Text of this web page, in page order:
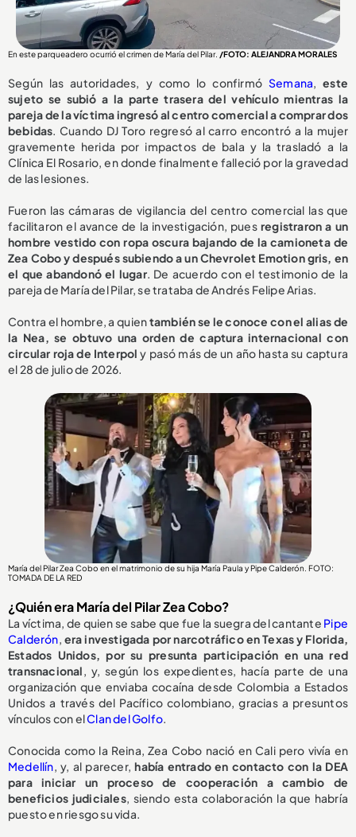
En este parqueadero ocurrió el crimen de María del Pilar. /FOTO: ALEJANDRA MORALES
Según las autoridades, y como lo confirmó Semana,este
sujeto se subió a la parte trasera del vehículo mientras la
pareja de la víctima ingresó al centro comercial a comprar dos
bebidas. Cuando DJ Toro regresó al carro encontró a la mujer
gravemente herida por impactos de bala y la trasladó a la
Clínica El Rosario, en donde finalmente falleció por la gravedad
de las lesiones.
Fueron las cámaras de vigilancia del centro comercial las que
facilitaron el avance de la investigación, pues registraron a un
hombre vestido con ropa oscura bajando de la camioneta de
Zea Cobo y después subiendo a un Chevrolet Emotion gris, en
el que abandonó el lugar. De acuerdo con el testimonio de la
pareja de María del Pilar, se trataba de Andrés Felipe Arias.
Contra el hombre, a quientambién se le conoce con el alias de
la Nea, se obtuvo una orden de captura internacional con
circular roja de Interpol y pasó más de un año hasta su captura
el 28 de julio de 2026.
María del Pilar Zea Cobo en el matrimonio de su hija María Paula y Pipe Calderón. FOTO:
TOMADA DE LA RED
¿Quién era María del Pilar Zea Cobo?
La víctima, de quien se sabe que fue la suegra del cantante Pipe
Calderón, era investigada por narcotráfico en Texas y Florida,
Estados Unidos, por su presunta participación en una red
transnacional, y, según los expedientes, hacía parte de una
organización que enviaba cocaína desde Colombia a Estados
Unidos a través del Pacífico colombiano, gracias a presuntos
vínculos con elClan del Golfo.
Conocida como la Reina, Zea Cobo nació en Cali pero vivía en
Medellín, y, al parecer,había entrado en contacto con la DEA
para iniciar un proceso de cooperación a cambio de
beneficios judiciales, siendo esta colaboración la que habría
puesto en riesgo su vida.